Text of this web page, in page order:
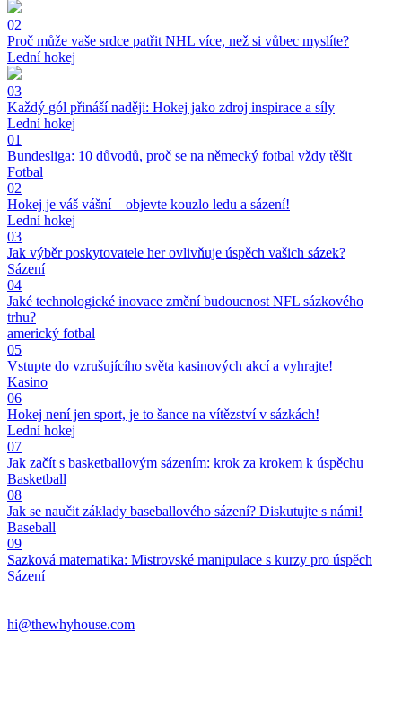
02
Proč může vaše srdce patřit NHL více, než si vůbec myslíte?
Lední hokej
03
Každý gól přináší naději: Hokej jako zdroj inspirace a síly
Lední hokej
01
Bundesliga: 10 důvodů, proč se na německý fotbal vždy těšit
Fotbal
02
Hokej je váš vášní – objevte kouzlo ledu a sázení!
Lední hokej
03
Jak výběr poskytovatele her ovlivňuje úspěch vašich sázek?
Sázení
04
Jaké technologické inovace změní budoucnost NFL sázkového
trhu?
americký fotbal
05
Vstupte do vzrušujícího světa kasinových akcí a vyhrajte!
Kasino
06
Hokej není jen sport, je to šance na vítězství v sázkách!
Lední hokej
07
Jak začít s basketballovým sázením: krok za krokem k úspěchu
Basketball
08
Jak se naučit základy baseballového sázení? Diskutujte s námi!
Baseball
09
Sazková matematika: Mistrovské manipulace s kurzy pro úspěch
Sázení
hi@thewhyhouse.com